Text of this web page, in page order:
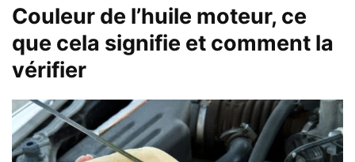
Couleur de l’huile moteur, ce
que cela signifie et comment la
vérifier